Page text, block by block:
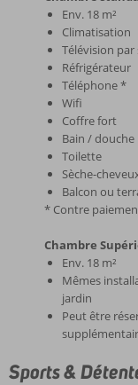
Env. 18 m²
Climatisation
Télévision
Réfrigérateur
Téléphone *
Wifi
Coffre fort
Bain / douche
Toilette
Sèche-
Balcon ou
* Contre
Chambre
Env. 18 m²
Mêmes
jardin
Peut être
Sports &